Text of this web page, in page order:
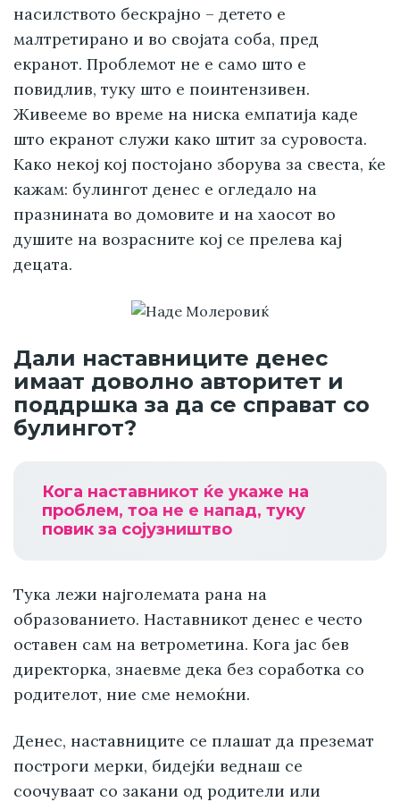
насилството бескрајно – детето е
малтретирано и во својата соба, пред
екранот. Проблемот не е само што е
повидлив, туку што е поинтензивен.
Живееме во време на ниска емпатија каде
што екранот служи како штит за суровоста.
Како некој кој постојано зборува за свеста, ќе
кажам: булингот денес е огледало на
празнината во домовите и на хаосот во
душите на возрасните кој се прелева кај
децата.
Дали наставниците денес
имаат доволно авторитет и
поддршка за да се справат со
булингот?
Кога наставникот ќе укаже на
проблем, тоа не е напад, туку
повик за сојузништво
Тука лежи најголемата рана на
образованието. Наставникот денес е често
оставен сам на ветрометина. Кога јас бев
директорка, знаевме дека без соработка со
родителот, ние сме немоќни.
Денес, наставниците се плашат да преземат
построги мерки, бидејќи веднаш се
соочуваат со закани од родители или